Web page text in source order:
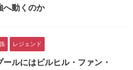
へ動くのか
レジェンド
ールにはビルヒル・ファン・